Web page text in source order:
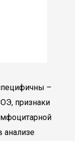
–
признаки
анализе